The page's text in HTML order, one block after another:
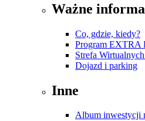
Ważne
Co, gdzie, kiedy?
Program EXTRA
Strefa
Dojazd i parking
Inne
Album inwestycji